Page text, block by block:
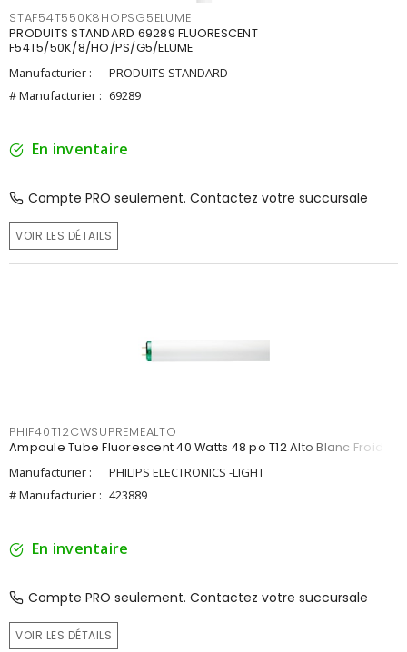
STAF54T550K8HOPSG5ELUME
PRODUITS STANDARD 69289 FLUORESCENT
F54T5/50K/8/HO/PS/G5/ELUME
Manufacturier :
PRODUITS STANDARD
# Manufacturier : 69289
En inventaire
Compte PRO seulement. Contactez votre succursale
VOIR LES DÉTAILS
PHIF40T12CWSUPREMEALTO
Ampoule Tube Fluorescent 40 Watts 48 po T12 Alto Blanc Froid
Manufacturier :
PHILIPS ELECTRONICS -LIGHT
# Manufacturier : 423889
En inventaire
Compte PRO seulement. Contactez votre succursale
VOIR LES DÉTAILS